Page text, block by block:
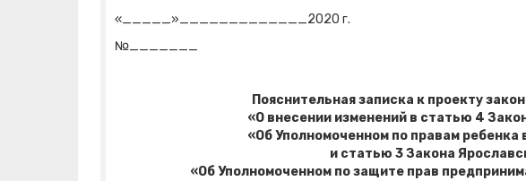
«_____»_____________2020 г.
№_______
Пояснительная записка к проекту
«О внесении изменений в статью 4
«Об Уполномоченном по правам ребенка
и статью 3 Закона
«Об Уполномоченном по защите прав